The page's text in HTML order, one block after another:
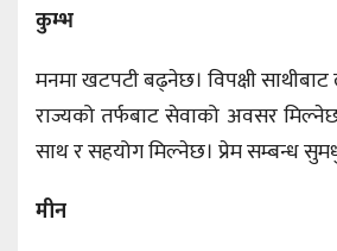
कुम्भ
मनमा खटपटी बढ्नेछ। विपक्षी
राज्यको तर्फबाट सेवाको अवसर
साथ र सहयोग मिल्नेछ। प्रेम सम्बन्ध
मीन